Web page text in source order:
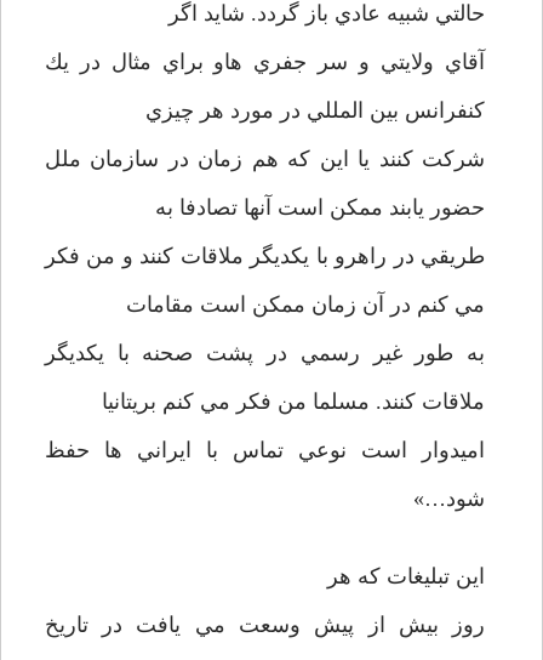
حالتي شبيه عادي باز گردد. شايد اگر
آقاي ولايتي و سر جفري هاو براي مثال در يك
كنفرانس بين المللي در مورد هر چيزي
شركت كنند يا اين كه هم زمان در سازمان ملل
حضور يابند ممكن است آنها تصادفا به
طريقي در راهرو با يكديگر ملاقات كنند و من فكر
مي كنم در آن زمان ممكن است مقامات
به طور غير رسمي در پشت صحنه با يكديگر
ملاقات كنند. مسلما من فكر مي كنم بريتانيا
اميدوار است نوعي تماس با ايراني ها حفظ
شود…»
اين تبليغات كه هر
روز بيش از پيش وسعت مي يافت در تاريخ